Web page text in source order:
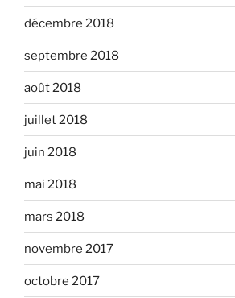
décembre 2018
septembre 2018
août 2018
juillet 2018
juin 2018
mai 2018
mars 2018
novembre 2017
octobre 2017